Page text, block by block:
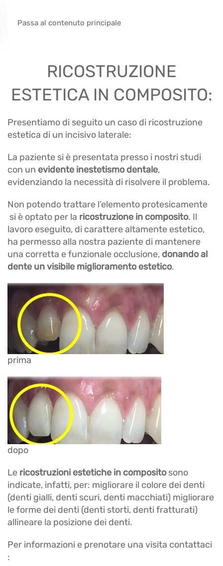
Passa al contenuto principale
RICOSTRUZIONE
ESTETICA IN COMPOSITO:
Presentiamo di seguito un caso di ricostruzione
estetica di un incisivo laterale:
La paziente si è presentata presso i nostri studi
con un evidente inestetismo dentale,
evidenziando la necessità di risolvere il problema.
Non potendo trattare l’elemento protesicamente
si è optato per la ricostruzione in composito. Il
lavoro eseguito, di carattere altamente estetico,
ha permesso alla nostra paziente di mantenere
una corretta e funzionale occlusione, donando al
dente un visibile miglioramento estetico.
prima
dopo
Le ricostruzioni estetiche in composito sono
indicate, infatti, per: migliorare il colore dei denti
(denti gialli, denti scuri, denti macchiati) migliorare
le forme dei denti (denti storti, denti fratturati)
allineare la posizione dei denti.
Per informazioni e prenotare una visita contattaci
: